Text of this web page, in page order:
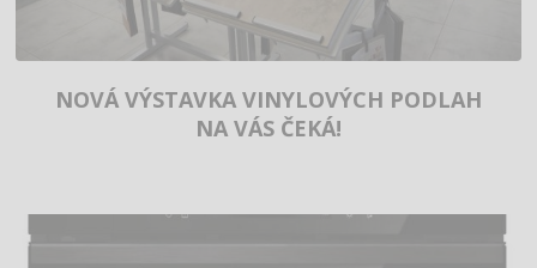
NOVÁ VÝSTAVKA VINYLOVÝCH PODLAH
NA VÁS ČEKÁ!